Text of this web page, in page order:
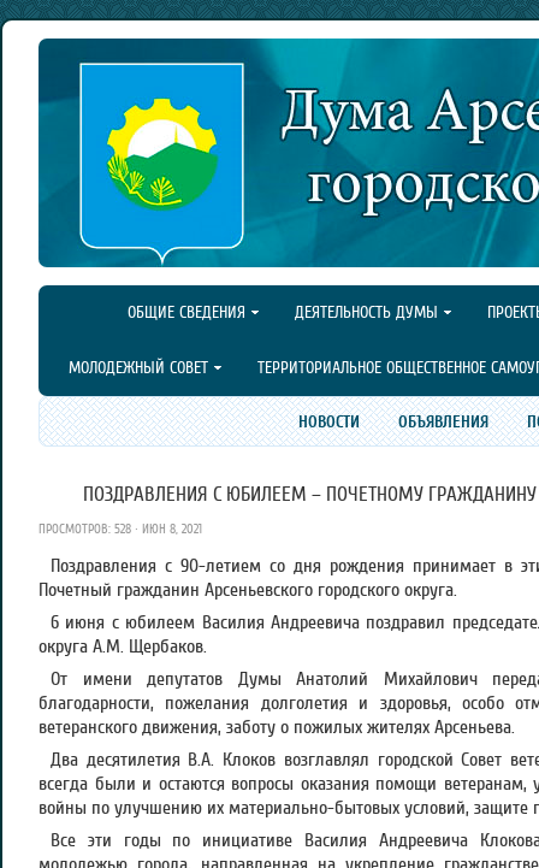
ОБЩИЕ СВЕДЕНИЯ ДЕЯТЕЛЬНОСТЬ ДУМЫ
МОЛОДЕЖНЫЙ СОВЕТ ТЕРРИТОРИАЛЬНОЕ ОБЩЕСТВЕННОЕ
НОВОСТИ ОБЪЯВЛЕНИЯ
ПОЗДРАВЛЕНИЯ С ЮБИЛЕЕМ – ПОЧЕТНОМУ ГРАЖДАНИНУ
ПРОСМОТРОВ: 528 · ИЮН 8, 2021
Поздравления с 90-летием со дня рождения принимает в
Почетный гражданин Арсеньевского городского округа.
6 июня с юбилеем Василия Андреевича поздравил
округа А.М. Щербаков.
От имени депутатов Думы Анатолий Михайлович
благодарности, пожелания долголетия и здоровья, особо
ветеранского движения, заботу о пожилых жителях Арсеньева.
Два десятилетия В.А. Клоков возглавлял городской Совет
всегда были и остаются вопросы оказания помощи ветеранам,
войны по улучшению их материально-бытовых условий, защите
Все эти годы по инициативе Василия Андреевича